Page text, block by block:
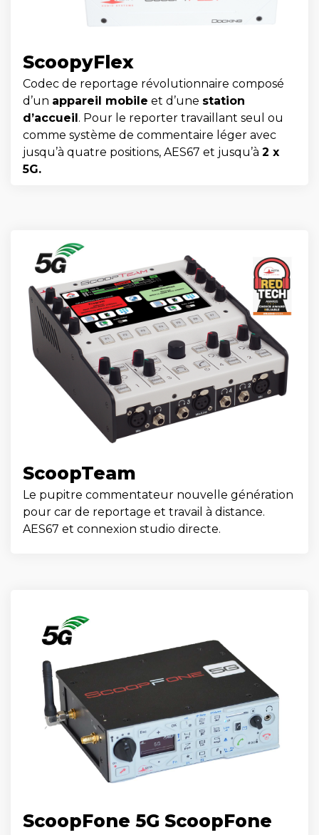
ScoopyFlex
Codec de reportage révolutionnaire composé
d’un appareil mobile et d’une station
d’accueil . Pour le reporter travaillant seul ou
comme système de commentaire léger avec
jusqu’à quatre positions, AES67 et jusqu’à 2 x
5G.
ScoopTeam
Le pupitre commentateur nouvelle génération
pour car de reportage et travail à distance.
AES67 et connexion studio directe.
ScoopFone 5G ScoopFone